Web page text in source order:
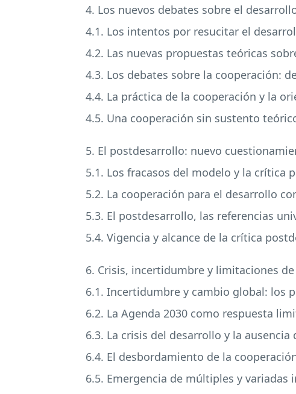
4. Los nuevos debates sobre el
4.1. Los intentos por resucitar el
4.2. Las nuevas propuestas teóricas
4.3. Los debates sobre la cooperación:
4.4. La práctica de la cooperación y la
4.5. Una cooperación sin sustento
5. El postdesarrollo: nuevo
5.1. Los fracasos del modelo y la crítica
5.2. La cooperación para el desarrollo
5.3. El postdesarrollo, las referencias
5.4. Vigencia y alcance de la crítica
6. Crisis, incertidumbre y limitaciones
6.1. Incertidumbre y cambio global: los
6.2. La Agenda 2030 como respuesta
6.3. La crisis del desarrollo y la
6.4. El desbordamiento de la
6.5. Emergencia de múltiples y